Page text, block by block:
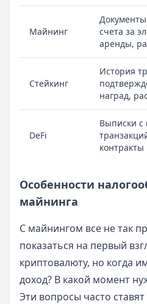
Майнинг
счета за
аренды,
Стейкинг
История
наград,
DeFi
Выписки с
контракты
Особенности
майнинга
С майнингом все не так
показаться на первый
криптовалюту, но когда
доход? В какой момент
Эти вопросы часто